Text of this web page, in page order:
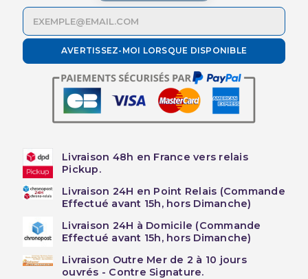
AVERTISSEZ-MOI LORSQUE DISPONIBLE
Livraison 48h en France vers relais
Pickup.
Livraison 24H en Point Relais (Commande
Effectué avant 15h, hors Dimanche)
Livraison 24H à Domicile (Commande
Effectué avant 15h, hors Dimanche)
Livraison Outre Mer de 2 à 10 jours
ouvrés - Contre Signature.